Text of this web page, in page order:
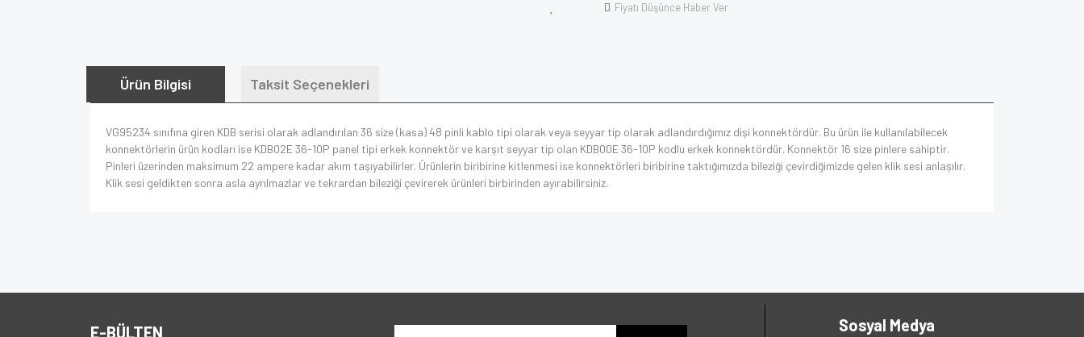
Fiyatı Düşünce Haber Ver
Ürün Bilgisi Taksit Seçenekleri
VG95234 sınıfına giren KDB serisi olarak adlandırılan 36 size (kasa) 48 pinli kablo tipi olarak veya seyyar tip olarak adlandırdığımız dişi konnektördür. Bu ürün ile kullanılabilecek
konnektörlerin ürün kodları ise KDB02E 36-10P panel tipi erkek konnektör ve karşıt seyyar tip olan KDB00E 36-10P kodlu erkek konnektördür. Konnektör 16 size pinlere sahiptir.
Pinleri üzerinden maksimum 22 ampere kadar akım taşıyabilirler. Ürünlerin biribirine kitlenmesi ise konnektörleri biribirine taktığımızda bileziği çevirdiğimizde gelen klik sesi anlaşılır.
Klik sesi geldikten sonra asla ayrılmazlar ve tekrardan bileziği çevirerek ürünleri birbirinden ayırabilirsiniz.
E-BÜLTEN Sosyal Medya